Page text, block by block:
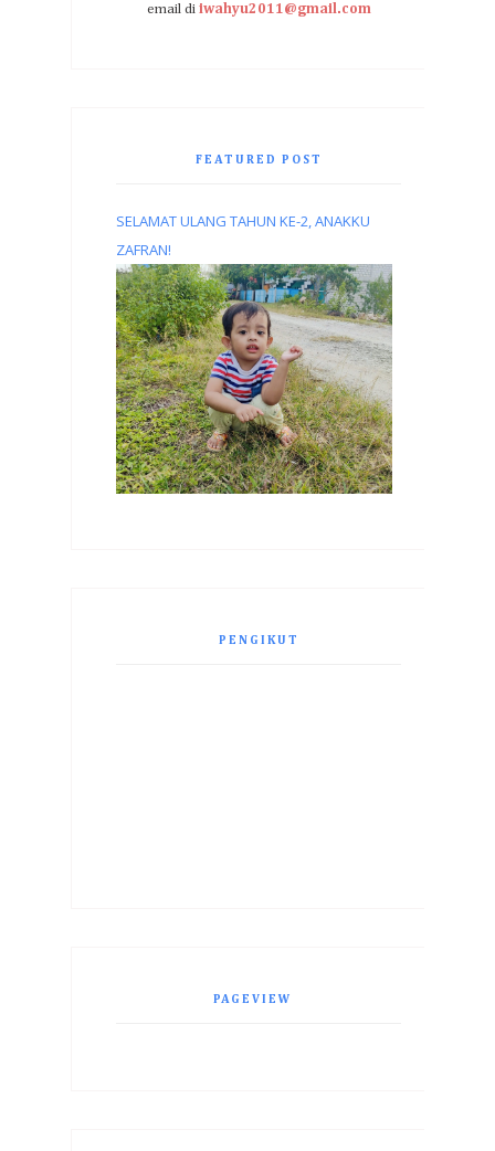
email di iwahyu2011@gmail.com
FEATURED POST
SELAMAT ULANG TAHUN KE-2, ANAKKU
ZAFRAN!
PENGIKUT
PAGEVIEW